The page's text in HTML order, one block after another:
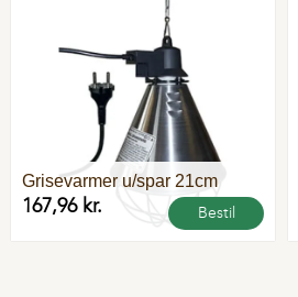
Bestil
Grisevarmer u/spar 21cm
167,96 kr.